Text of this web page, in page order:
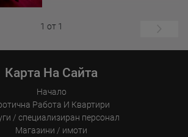
1 от 1
Карта На Сайта
Начало
Работа И Квартири
/ специализиран персонал
Магазини / имоти